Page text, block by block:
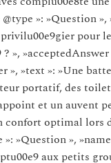
»: »Question »,
pour
», »acceptedAnswer
», »text »: »Une
portatif, des
et un auvent
confort optimal lors
»: »Question »,
aux petits